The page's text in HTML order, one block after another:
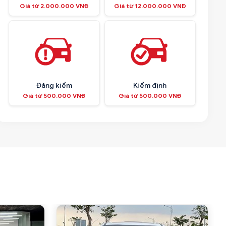
Giá từ 2.000.000 VNĐ Giá từ 12.000.000 VNĐ
Đăng kiểm
Giá từ 500.000 VNĐ
Kiểm định
Giá từ 500.000 VNĐ